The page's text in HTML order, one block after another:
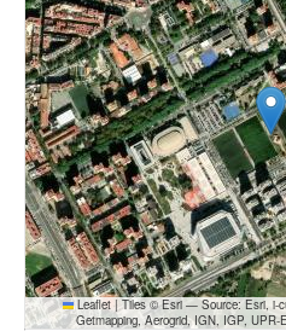
Leaflet | Tiles © Esri — Source: Esri, i-
Getmapping, Aerogrid, IGN, IGP,